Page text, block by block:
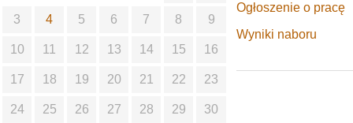
Ogłoszenie o pracę
Wyniki naboru
3 4 5 6 7 8 9
10 11 12 13 14 15 16
17 18 19 20 21 22 23
24 25 26 27 28 29 30